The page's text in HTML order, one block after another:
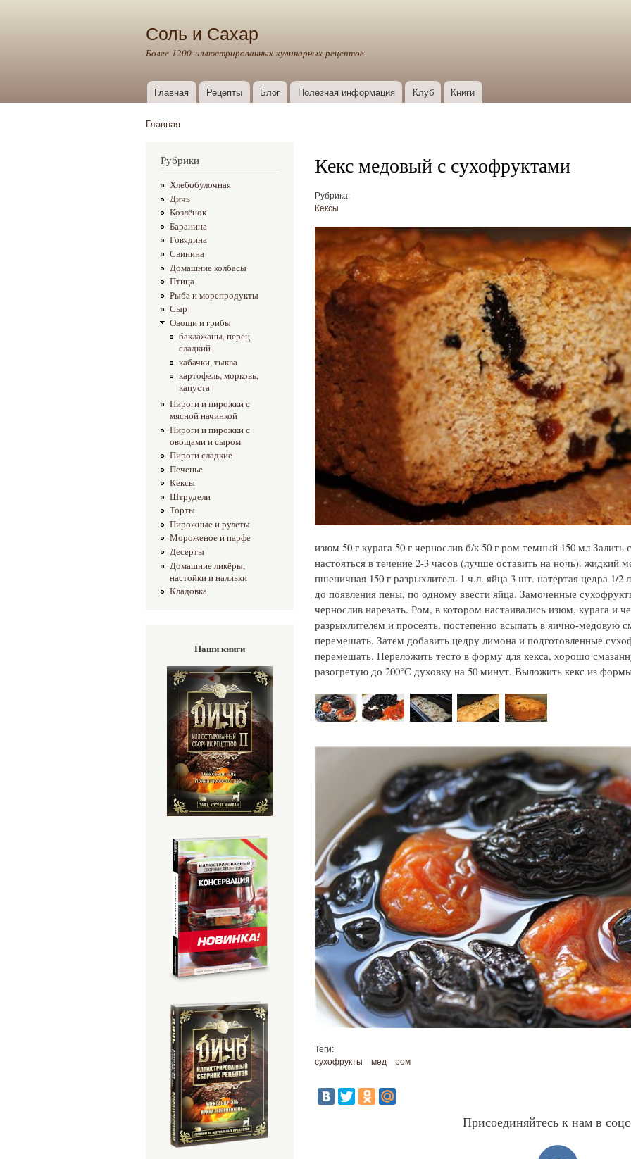
Соль и Сахар
Более 1200 иллюстрированных кулинарных рецептов
Главное меню
Главная Рецепты Блог Полезная информация Клуб Книги
Главная
Рубрики
Хлебобулочная
Дичь
Козлёнок
Баранина
Говядина
Свинина
Домашние колбасы
Птица
Рыба и морепродукты
Сыр
Овощи и грибы
баклажаны, перец
сладкий
кабачки, тыква
картофель, морковь,
капуста
Пироги и пирожки с
мясной начинкой
Пироги и пирожки с
овощами и сыром
Пироги сладкие
Печенье
Кексы
Штрудели
Торты
Пирожные и рулеты
Мороженое и парфе
Десерты
Домашние ликёры,
настойки и наливки
Кладовка
Наши книги
Кекс медовый с сухофруктами
Рубрика:
Кексы
изюм 50 г курага 50 г чернослив б/к 50 г ром темный 150 мл
настояться в течение 2-3 часов (лучше оставить на ночь). жидкий
пшеничная 150 г разрыхлитель 1 ч.л. яйца 3 шт. натертая цедра 1/
до появления пены, по одному ввести яйца. Замоченные
чернослив нарезать. Ром, в котором настаивались изюм, курага и
разрыхлителем и просеять, постепенно всыпать в яично-медовую
перемешать. Затем добавить цедру лимона и подготовленные
перемешать. Переложить тесто в форму для кекса, хорошо
разогретую до 200°С духовку на 50 минут. Выложить кекс из
Теги:
сухофрукты
мед ром
Присоединяйтесь к нам в